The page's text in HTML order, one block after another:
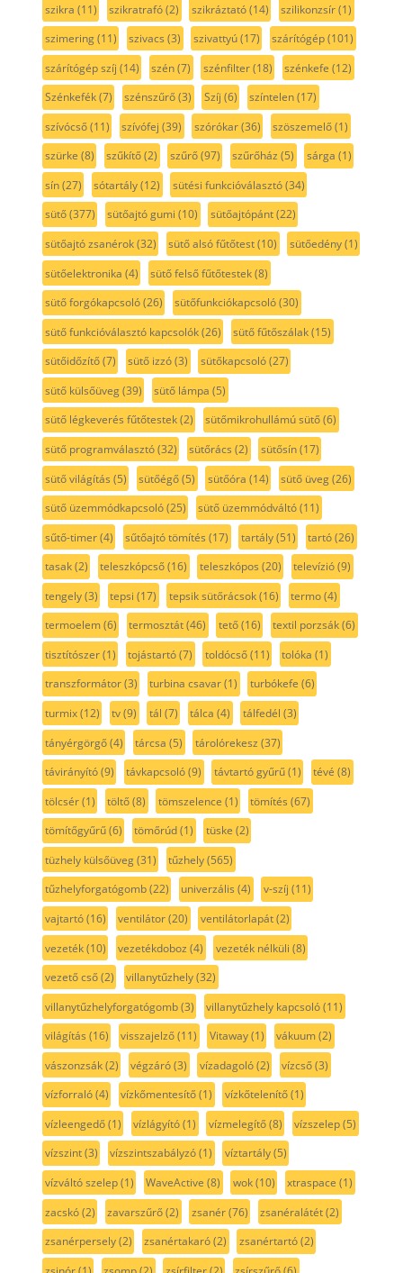
szikra (11) szikratrafó(2) szikráztató(14) szilikonzsír(1)
szimering(11) szivacs (3) szivattyú(17) szárítógép(101)
szárítógép szíj (14) szén(7) szénfilter(18) szénkefe (12)
Szénkefék(7) szénszűrő(3) Szíj (6) színtelen(17)
szívócső(11) szívófej (39) szórókar(36) szöszemelő(1)
szürke (8) szűkítő(2) szűrő(97) szűrőház (5) sárga (1)
sín(27) sótartály(12) sütési funkcióválasztó(34)
sütő(377) sütőajtó gumi (10) sütőajtópánt(22)
sütőajtó zsanérok(32) sütő alsó fűtőtest(10) sütőedény(1)
sütőelektronika (4) sütő felső fűtőtestek(8)
sütő forgókapcsoló(26) sütőfunkciókapcsoló(30)
sütő funkcióválasztó kapcsolók(26) sütő fűtőszálak(15)
sütőidőzítő(7) sütő izzó(3) sütőkapcsoló(27)
sütő külsőüveg(39) sütő lámpa (5)
sütő légkeverés fűtőtestek(2) sütőmikrohullámú sütő(6)
sütő programválasztó(32) sütőrács (2) sütősín(17)
sütő világítás (5) sütőégő(5) sütőóra (14) sütő üveg(26)
sütő üzemmódkapcsoló(25) sütő üzemmódváltó(11)
sűtő-timer(4) sűtőajtó tömítés (17) tartály(51) tartó(26)
tasak(2) teleszkópcső(16) teleszkópos (20) televízió(9)
tengely(3) tepsi (17) tepsik sütőrácsok(16) termo(4)
termoelem(6) termosztát(46) tető(16) textil porzsák(6)
tisztítószer(1) tojástartó(7) toldócső(11) tolóka (1)
transzformátor(3) turbina csavar(1) turbókefe (6)
turmix(12) tv(9) tál (7) tálca (4) tálfedél (3)
tányérgörgő(4) tárcsa (5) tárolórekesz (37)
távirányító(9) távkapcsoló(9) távtartó gyűrű(1) tévé (8)
tölcsér(1) töltő(8) tömszelence (1) tömítés (67)
tömítőgyűrű(6) tömőrúd(1) tüske (2)
tüzhely külsőüveg(31) tűzhely(565)
tűzhelyforgatógomb(22) univerzális (4) v-szíj (11)
vajtartó(16) ventilátor(20) ventilátorlapát(2)
vezeték(10) vezetékdoboz (4) vezeték nélküli (8)
vezető cső(2) villanytűzhely(32)
villanytűzhelyforgatógomb(3) villanytűzhely kapcsoló(11)
világítás (16) visszajelző(11) Vitaway(1) vákuum(2)
vászonzsák(2) végzáró(3) vízadagoló(2) vízcső(3)
vízforraló(4) vízkőmentesítő(1) vízkőtelenítő(1)
vízleengedő(1) vízlágyító(1) vízmelegítő(8) vízszelep(5)
vízszint(3) vízszintszabályzó(1) víztartály(5)
vízváltó szelep(1) WaveActive (8) wok(10) xtraspace (1)
zacskó(2) zavarszűrő(2) zsanér(76) zsanéralátét(2)
zsanérpersely(2) zsanértakaró(2) zsanértartó(2)